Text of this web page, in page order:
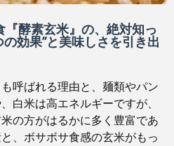
『酵素玄米』の、絶対知っ
効果”と美味しさを引き出
呼ばれる理由と、麺類やパン
白米は高エネルギーですが、
の方がはるかに多く豊富であ
、ボサボサ食感の玄米がもっ